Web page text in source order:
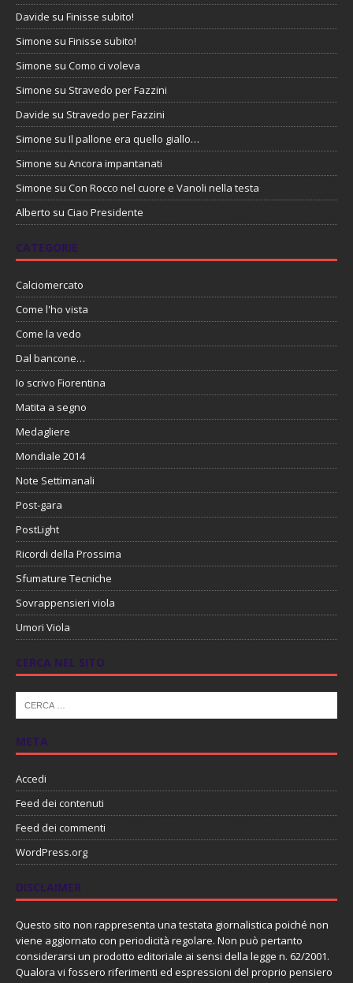
Davide su Finisse subito!
Simone su Finisse subito!
Simone su Como ci voleva
Simone su Stravedo per Fazzini
Davide su Stravedo per Fazzini
Simone su Il pallone era quello giallo…
Simone su Ancora impantanati
Simone su Con Rocco nel cuore e Vanoli nella testa
Alberto su Ciao Presidente
CATEGORIE
Calciomercato
Come l'ho vista
Come la vedo
Dal bancone…
Io scrivo Fiorentina
Matita a segno
Medagliere
Mondiale 2014
Note Settimanali
Post-gara
PostLight
Ricordi della Prossima
Sfumature Tecniche
Sovrappensieri viola
Umori Viola
CERCA NEL SITO
META
Accedi
Feed dei contenuti
Feed dei commenti
WordPress.org
DISCLAIMER
Questo sito non rappresenta una testata giornalistica poiché non
viene aggiornato con periodicità regolare. Non può pertanto
considerarsi un prodotto editoriale ai sensi della legge n. 62/2001.
Qualora vi fossero riferimenti ed espressioni del proprio pensiero